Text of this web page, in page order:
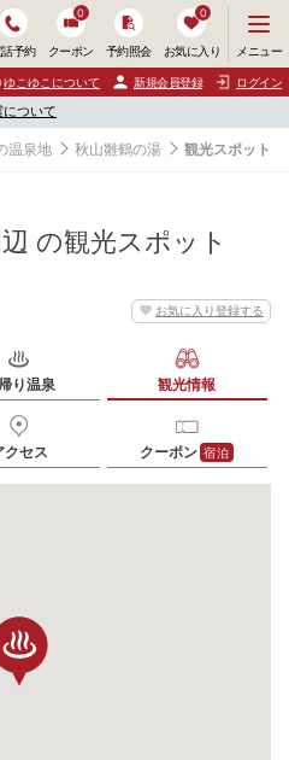
話予約 クーポン
0
予約照会 お気に入り
0
ニ
ュ
ー
開
く
メニュー
ゆこゆこについて 新規会員登録 ログイン
ついて
温泉地 秋山雛鶴の湯 観光スポット
の観光スポット
お気に入り登録する
り温泉 観光情報
クセス クーポン 宿泊